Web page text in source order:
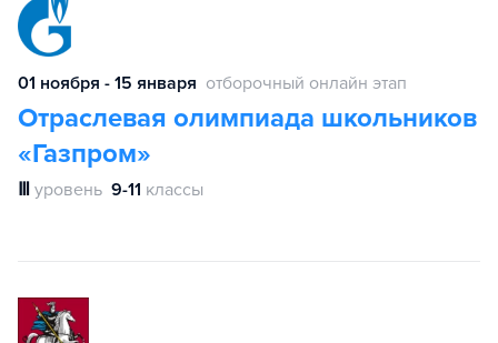
01 ноября - 15 января отборочный онлайн этап
Отраслевая олимпиада школьников
«Газпром»
Ⅲ уровень 9-11 классы